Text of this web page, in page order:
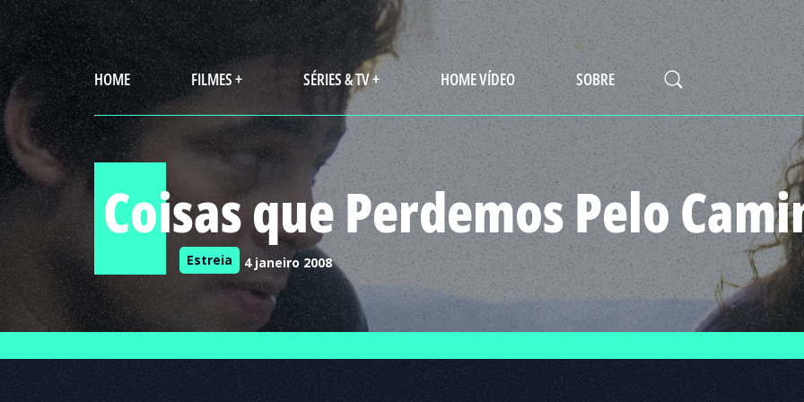
HOME FILMES + SÉRIES & TV + HOME VÍDEO SOBRE
Coisas que Perdemos Pelo
Estreia 4 janeiro 2008